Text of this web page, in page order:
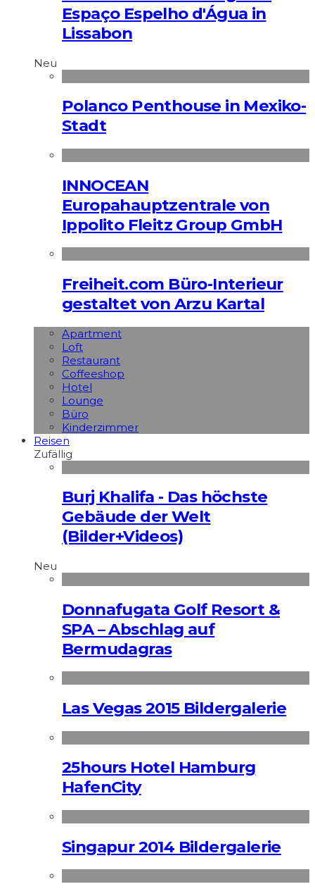
Espaço Espelho d'Água in
Lissabon
Neu
Polanco Penthouse in Mexiko-
Stadt
INNOCEAN
Europahauptzentrale von
Ippolito Fleitz Group GmbH
Freiheit.com Büro-Interieur
gestaltet von Arzu Kartal
Apart­ment
Loft
Restaurant
Coffeeshop
Hotel
Lounge
Büro
Kinderzimmer
Reisen
Zufällig
Burj Khalifa - Das höchste
Gebäude der Welt
(Bilder+Videos)
Neu
Donnafugata Golf Resort &
SPA – Abschlag auf
Bermudagras
Las Vegas 2015 Bildergalerie
25hours Hotel Hamburg
HafenCity
Singapur 2014 Bildergalerie